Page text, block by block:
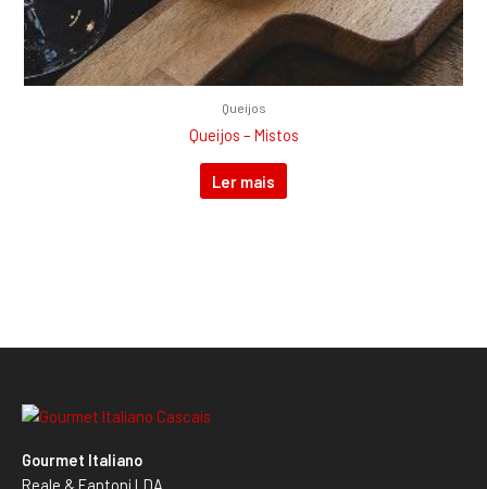
Queijos
Queijos – Mistos
Ler mais
Gourmet Italiano